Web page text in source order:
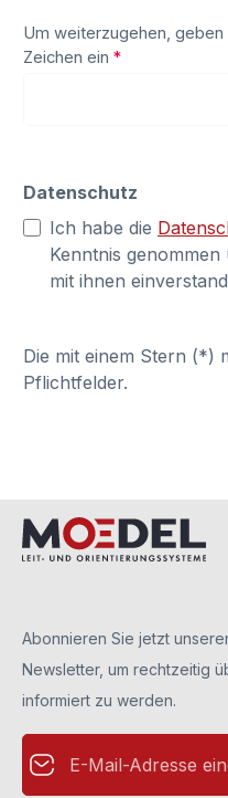
Um weiterzugehen,
Zeichen ein *
Datenschutz
Ich habe die
Kenntnis genommen
mit ihnen
Die mit einem Stern (*)
Pflichtfelder.
Abonnieren Sie jetzt
Newsletter, um rechtzeitig
informiert zu werden.
E-Mail-Adresse*